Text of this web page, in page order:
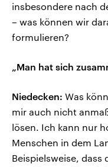
insbesondere nach
– was können wir
formulieren?
„Man hat sich
Niedecken: Was
mir auch nicht
lösen. Ich kann nur
Menschen in dem
Beispielsweise, dass